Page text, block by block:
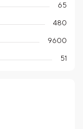
65
480
9600
51